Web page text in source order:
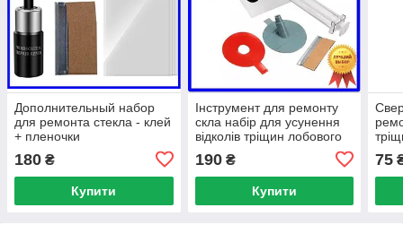
Дополнительный набор
для ремонта стекла - клей
+ пленочки
180 ₴
Купити
Інструмент для ремонту
скла набір для усунення
відколів тріщин лобового
190₴
Купити
75